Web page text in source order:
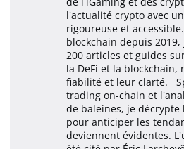
l'actualité crypto avec
rigoureuse et
blockchain depuis
200 articles et guides
la DeFi et la
fiabilité et leur clarté.
trading on-chain et
de baleines, je décrypte
pour anticiper les
deviennent évidentes.